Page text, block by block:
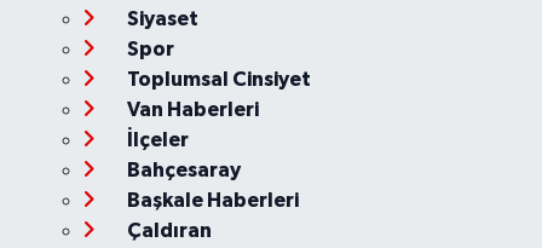
Siyaset
Spor
Toplumsal Cinsiyet
Van Haberleri
İlçeler
Bahçesaray
Başkale Haberleri
Çaldıran